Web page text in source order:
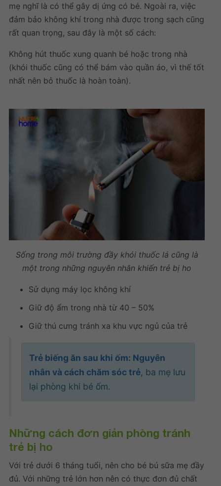
mẹ nghĩ là có thể gây dị ứng có bé. Ngoài ra, việc
đảm bảo không khí trong nhà được trong sạch cũng
rất quan trọng, sau đây là một số cách:
Không hút thuốc xung quanh bé hoặc trong nhà
(khói thuốc cũng có thể bám vào quần áo, vì thế tốt
nhất nên bỏ thuốc là hoàn toàn).
Sống trong môi trường đầy khói thuốc lá cũng là
một trong những nguyên nhân khiến trẻ bị ho
Sử dụng máy lọc không khí
Giữ độ ẩm trong nhà từ 40 – 50%
Giữ thú cưng tránh xa khu vực ngủ của trẻ
Trẻ biếng ăn sau khi ốm: Nguyên
nhân và cách chăm sóc trẻ, ba mẹ lưu
lại phòng khi bé ốm.
Những cách đơn giản phòng tránh
trẻ bị ho
Với trẻ dưới 6 tháng tuổi, nên cho bé bú sữa mẹ đầy
đủ. Với những trẻ lớn hơn nên có thực đơn đủ chất